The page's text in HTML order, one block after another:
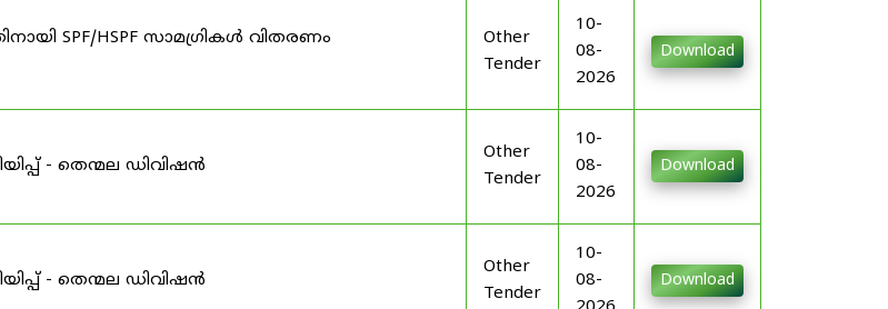
SPF/HSPF സാമഗ്രികൾ വിതരണം
Other
Tender
10-
08-
2026
Download
- തെന്മല ഡിവിഷൻ
Other
Tender
10-
08-
2026
Download
- തെന്മല ഡിവിഷൻ
Other
Tender
10-
08-
Download